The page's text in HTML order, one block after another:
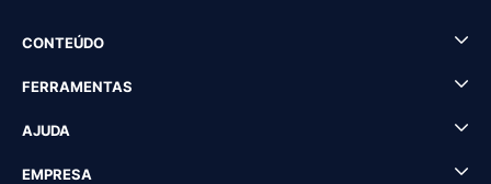
CONTEÚDO
FERRAMENTAS
AJUDA
EMPRESA